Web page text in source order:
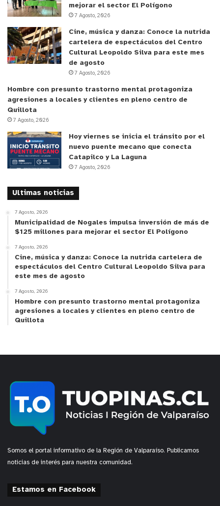
y tú, ¿qué opinas?
mejorar el sector El Polígono
7 Agosto, 2026
Cine, música y danza: Conoce la nutrida
cartelera de espectáculos del Centro
Cultural Leopoldo Silva para este mes
de agosto
7 Agosto, 2026
Hombre con presunto trastorno mental protagoniza
agresiones a locales y clientes en pleno centro de
Quillota
7 Agosto, 2026
Hoy viernes se inicia el tránsito por el
nuevo puente mecano que conecta
Catapilco y La Laguna
7 Agosto, 2026
Ultimas noticias
7 Agosto, 2026
Municipalidad de Nogales impulsa inversión de más de
$125 millones para mejorar el sector El Polígono
7 Agosto, 2026
Cine, música y danza: Conoce la nutrida cartelera de
espectáculos del Centro Cultural Leopoldo Silva para
este mes de agosto
7 Agosto, 2026
Hombre con presunto trastorno mental protagoniza
agresiones a locales y clientes en pleno centro de
Quillota
Somos el portal informativo de la Región de Valparaíso. Publicamos
noticias de interés para nuestra comunidad.
Estamos en Facebook